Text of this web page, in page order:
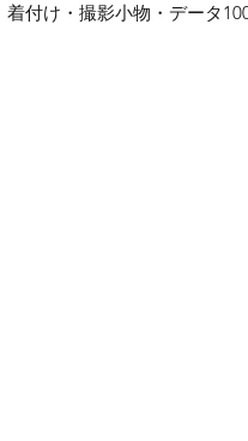
付け・撮影小物・データ